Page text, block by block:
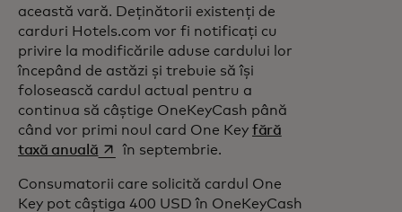
această vară. Deținătorii existenți de
carduri Hotels.com vor fi notificați cu
privire la modificările aduse cardului lor
începând de astăzi și trebuie să își
folosească cardul actual pentru a
continua să câștige OneKeyCash până
când vor primi noul card One Key fără
taxă anualăopens in a new tab
în septembrie.
Consumatorii care solicită cardul One
Key pot câștiga 400 USD în OneKeyCash